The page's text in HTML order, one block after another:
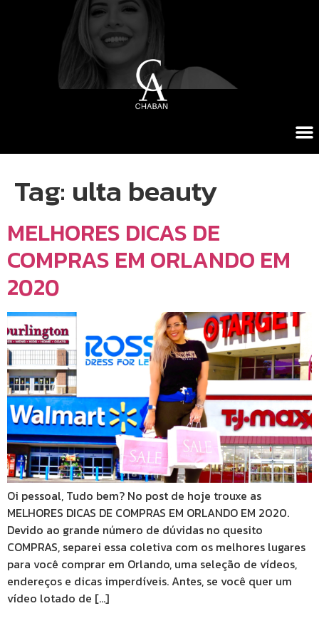
Tag: ulta beauty
MELHORES DICAS DE
COMPRAS EM ORLANDO EM
2020
Oi pessoal, Tudo bem? No post de hoje trouxe as
MELHORES DICAS DE COMPRAS EM ORLANDO EM 2020.
Devido ao grande número de dúvidas no quesito
COMPRAS, separei essa coletiva com os melhores lugares
para você comprar em Orlando, uma seleção de vídeos,
endereços e dicas imperdíveis. Antes, se você quer um
vídeo lotado de […]